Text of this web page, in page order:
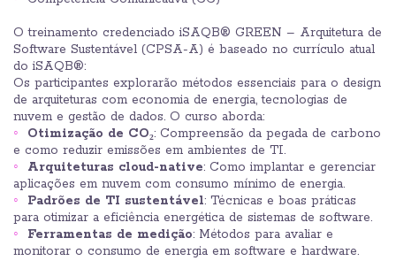
O treinamento credenciado iSAQB® GREEN – Arquitetura de
Software Sustentável (CPSA-A) é baseado no currículo atual
do iSAQB®:
Os participantes explorarão métodos essenciais para o design
de arquiteturas com economia de energia, tecnologias de
nuvem e gestão de dados. O curso aborda:
Otimização de CO₂: Compreensão da pegada de carbono
e como reduzir emissões em ambientes de TI.
Arquiteturas cloud-native: Como implantar e gerenciar
aplicações em nuvem com consumo mínimo de energia.
Padrões de TI sustentável: Técnicas e boas práticas
para otimizar a eficiência energética de sistemas de software.
Ferramentas de medição: Métodos para avaliar e
monitorar o consumo de energia em software e hardware.